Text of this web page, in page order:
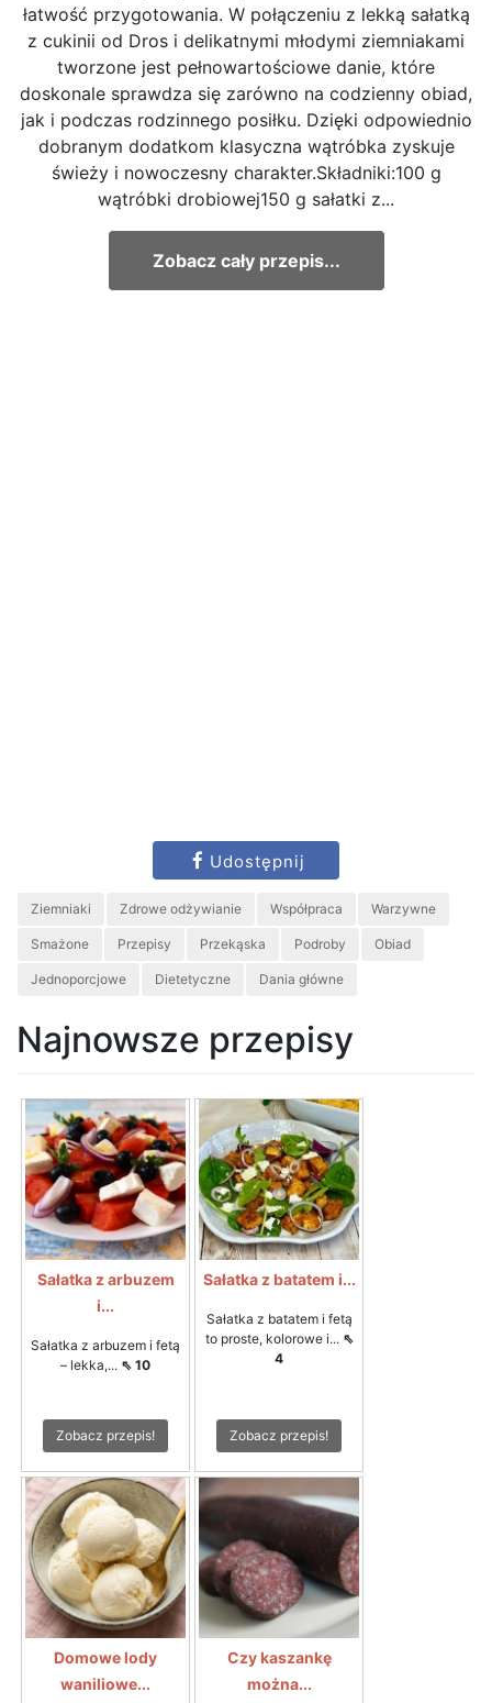
łatwość przygotowania. W połączeniu z lekką sałatką
z cukinii od Dros i delikatnymi młodymi ziemniakami
tworzone jest pełnowartościowe danie, które
doskonale sprawdza się zarówno na codzienny obiad,
jak i podczas rodzinnego posiłku. Dzięki odpowiednio
dobranym dodatkom klasyczna wątróbka zyskuje
świeży i nowoczesny charakter.Składniki:100 g
wątróbki drobiowej150 g sałatki z...
Zobacz cały przepis...
Udostępnij
Ziemniaki Zdrowe odżywianie Współpraca Warzywne
Smażone Przepisy Przekąska Podroby Obiad
Jednoporcjowe Dietetyczne Dania główne
Najnowsze przepisy
Sałatka z arbuzem
i...
Sałatka z arbuzem i fetą
– lekka,... ⇖ 10
Zobacz przepis!
Sałatka z batatem i...
Sałatka z batatem i fetą
to proste, kolorowe i... ⇖
4
Zobacz przepis!
Domowe lody
waniliowe...
Czy kaszankę
można...